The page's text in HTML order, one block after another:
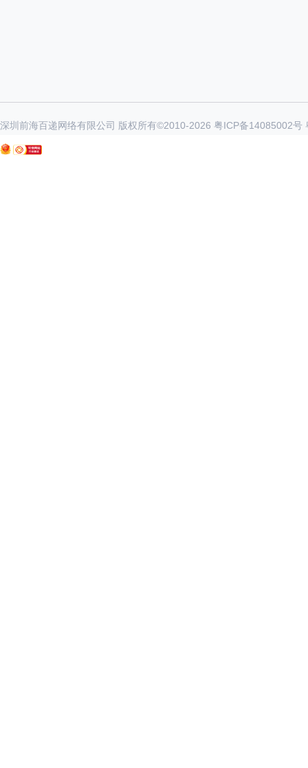
深圳前海百递网络有限公司 版权所有©2010-2026 粤ICP备14085002号